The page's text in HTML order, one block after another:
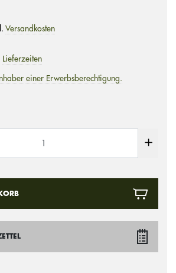
Versandkosten
Lieferzeiten
einer Erwerbsberechtigung.